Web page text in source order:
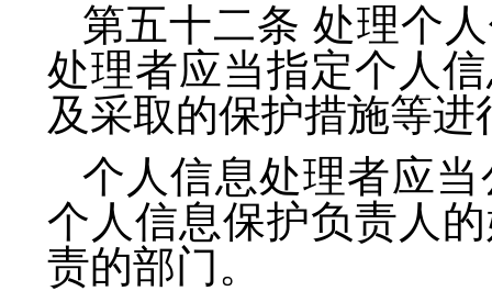
第五十二条 处理个
处理者应当指定个人
及采取的保护措施等进
个人信息处理者应
个人信息保护负责人
责的部门。